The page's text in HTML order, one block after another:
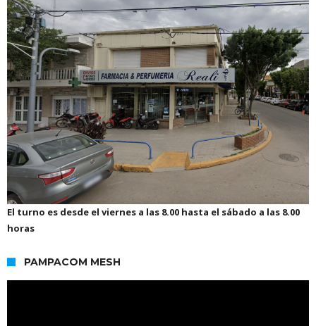
El turno es desde el viernes a las 8.00 hasta el sábado a las 8.00
horas
PAMPACOM MESH